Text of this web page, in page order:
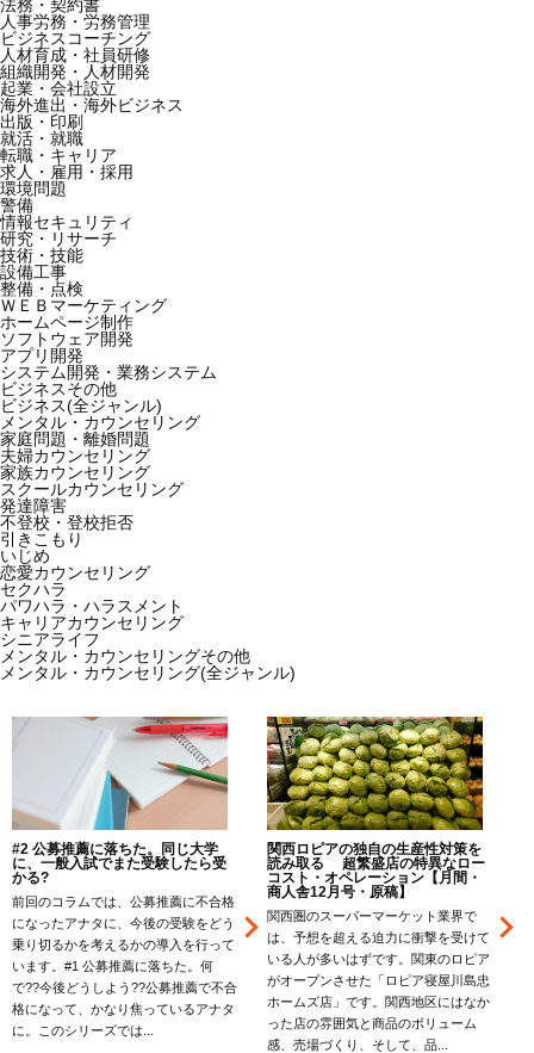
法務・契約書
人事労務・労務管理
ビジネスコーチング
人材育成・社員研修
組織開発・人材開発
起業・会社設立
海外進出・海外ビジネス
出版・印刷
就活・就職
転職・キャリア
求人・雇用・採用
環境問題
警備
情報セキュリティ
研究・リサーチ
技術・技能
設備工事
整備・点検
ＷＥＢマーケティング
ホームページ制作
ソフトウェア開発
アプリ開発
システム開発・業務システム
ビジネスその他
ビジネス(全ジャンル)
メンタル・カウンセリング
家庭問題・離婚問題
夫婦カウンセリング
家族カウンセリング
スクールカウンセリング
発達障害
不登校・登校拒否
引きこもり
いじめ
恋愛カウンセリング
セクハラ
パワハラ・ハラスメント
キャリアカウンセリング
シニアライフ
メンタル・カウンセリングその他
メンタル・カウンセリング(全ジャンル)
#2 公募推薦に落ちた。同じ大学
に、一般入試でまた受験したら受
かる?
前回のコラムでは、公募推薦に不合格
になったアナタに、今後の受験をどう
乗り切るかを考えるかの導入を行って
います。#1 公募推薦に落ちた。何
で??今後どうしよう??公募推薦で不合
格になって、かなり焦っているアナタ
に。このシリーズでは...
関西ロピアの独自の生産性対策を
読み取る 超繁盛店の特異なロー
コスト・オペレーション【月間・
商人舎12月号・原稿】
関西圏のスーパーマーケット業界で
は、予想を超える迫力に衝撃を受けて
いる人が多いはずです。関東のロピア
がオープンさせた「ロピア寝屋川島忠
ホームズ店」です。関西地区にはなか
った店の雰囲気と商品のボリューム
感、売場づくり、そして、品...